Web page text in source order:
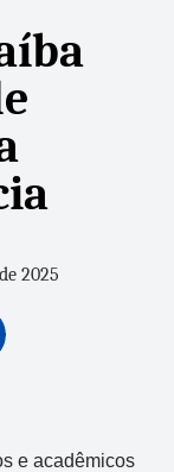
2025
e acadêmicos